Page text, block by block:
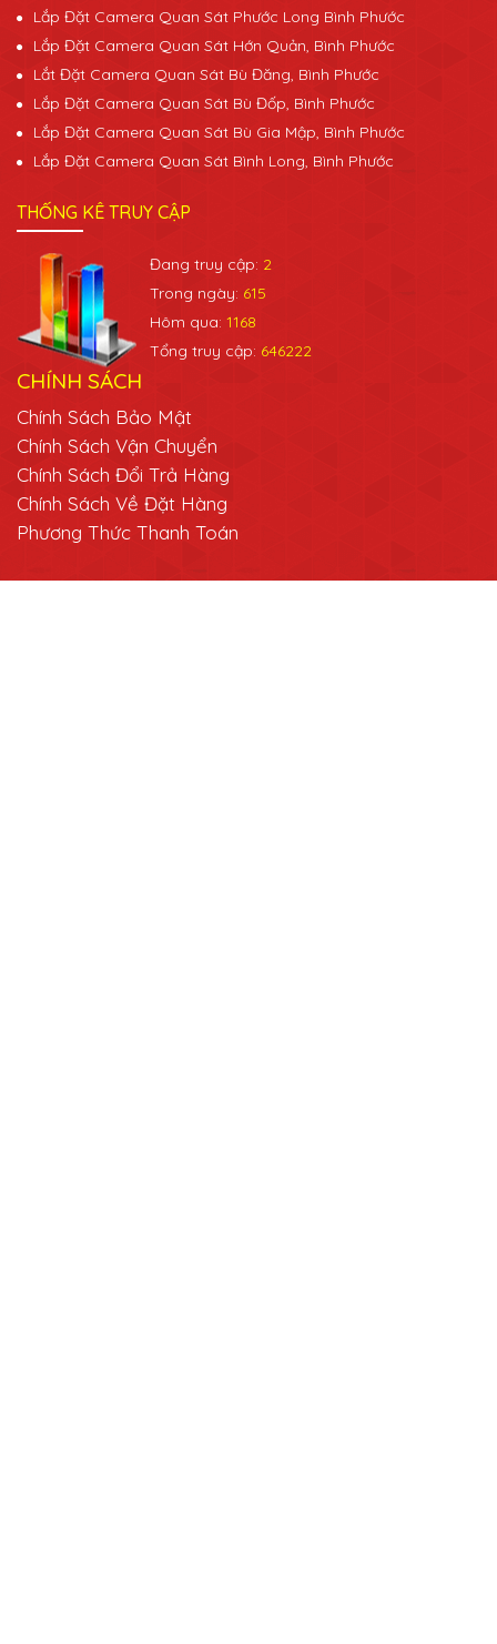
Lắp Đặt Camera Quan Sát Phước Long Bình Phước
Lắp Đặt Camera Quan Sát Hớn Quản, Bình Phước
Lắt Đặt Camera Quan Sát Bù Đăng, Bình Phước
Lắp Đặt Camera Quan Sát Bù Đốp, Bình Phước
Lắp Đặt Camera Quan Sát Bù Gia Mập, Bình Phước
Lắp Đặt Camera Quan Sát Bình Long, Bình Phước
THỐNG KÊ TRUY CẬP
Đang truy cập: 2
Trong ngày: 615
Hôm qua: 1168
Tổng truy cập: 646222
CHÍNH SÁCH
Chính Sách Bảo Mật
Chính Sách Vận Chuyển
Chính Sách Đổi Trả Hàng
Chính Sách Về Đặt Hàng
Phương Thức Thanh Toán